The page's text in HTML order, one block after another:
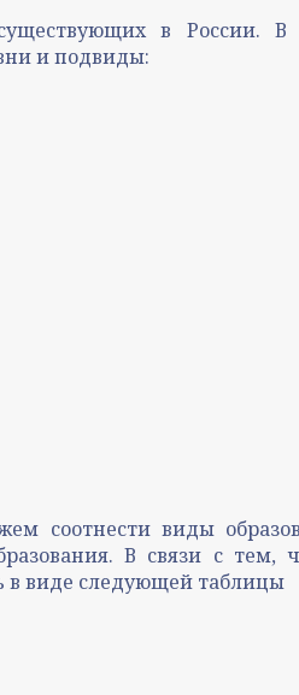
в России. В
и подвиды:
соотнести виды
В связи с тем,
в виде следующей таблицы